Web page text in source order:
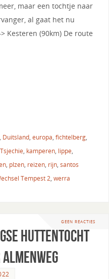
maar een tochtje naar
al gaat het nu
Kesteren (90km) De route
, Duitsland, europa, fichtelberg,
, kamperen, lippe,
, plzen, reizen, rijn, santos
Tempest 2, werra
GEEN REACTIES
huttentocht